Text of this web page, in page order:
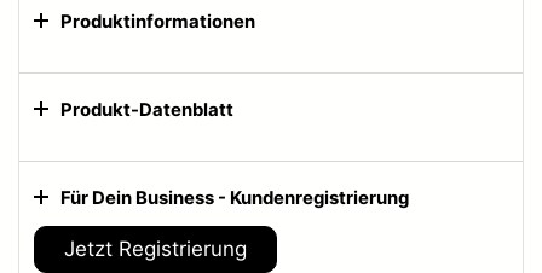
Produktinformationen
Produkt-Datenblatt
Für Dein Business - Kundenregistrierung
Jetzt Registrierung